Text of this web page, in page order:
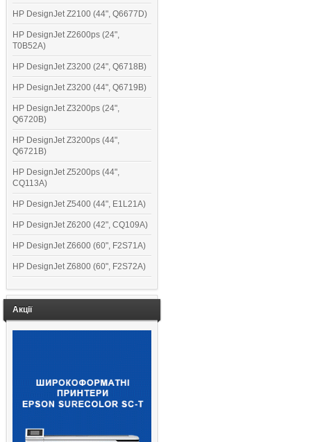
HP DesignJet Z2100 (44", Q6677D)
HP DesignJet Z2600ps (24",
T0B52A)
HP DesignJet Z3200 (24", Q6718B)
HP DesignJet Z3200 (44", Q6719B)
HP DesignJet Z3200ps (24",
Q6720B)
HP DesignJet Z3200ps (44",
Q6721B)
HP DesignJet Z5200ps (44",
CQ113A)
HP DesignJet Z5400 (44", E1L21A)
HP DesignJet Z6200 (42", CQ109A)
HP DesignJet Z6600 (60", F2S71A)
HP DesignJet Z6800 (60", F2S72A)
Акції